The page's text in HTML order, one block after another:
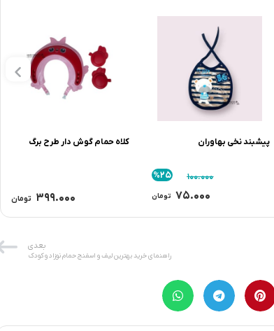
پیشبند نخی بهاوران
۱۰۰.۰۰۰
۷۵.۰۰۰ تومان
%25
کلاه حمام گوش دار طرح برگ
۳۹۹.۰۰۰ تومان
بعدی
راهنمای خرید بهترین لیف و اسفنج حمام نوزاد و کودک